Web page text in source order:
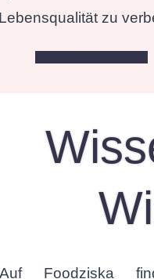
zu
Auf Foodziska